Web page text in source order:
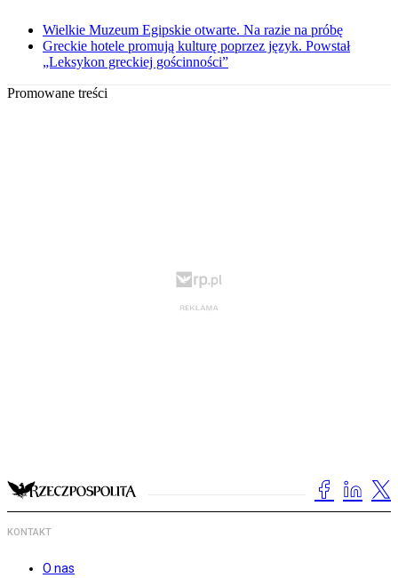
Wielkie Muzeum Egipskie otwarte. Na razie na próbę
Greckie hotele promują kulturę poprzez język. Powstał
„Leksykon greckiej gościnności”
Promowane treści
KONTAKT
O nas